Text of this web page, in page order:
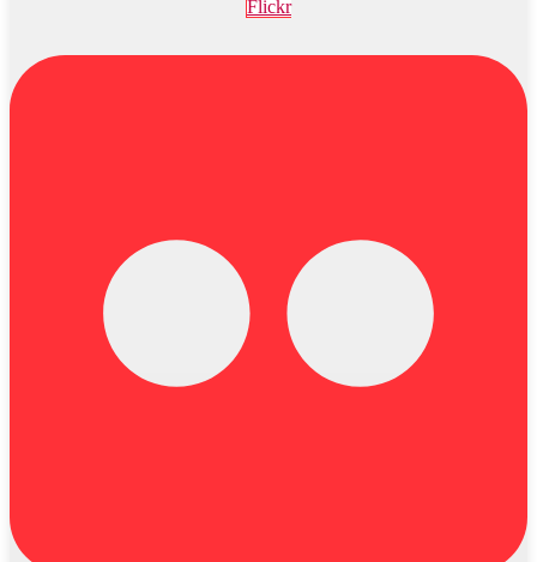
Flickr